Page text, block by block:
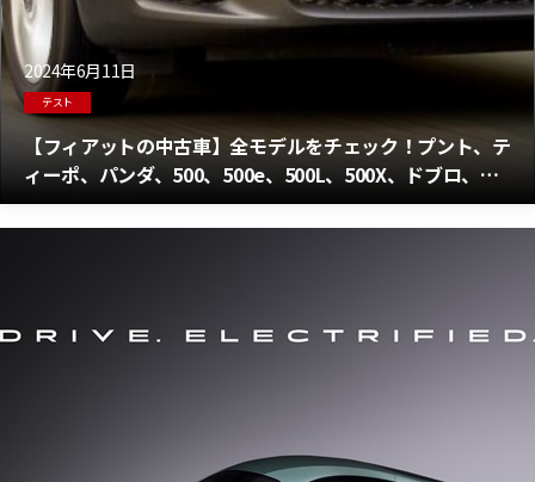
2024年6月11日
テスト
【フィアットの中古車】全モデルをチェック！プント、テ
ィーポ、パンダ、500、500e、500L、500X、ドブロ、
124スパイダー、スクード＆フリーモント